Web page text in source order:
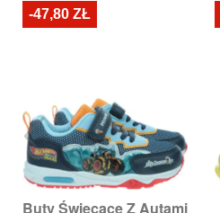
Buty Świecące Z Autami
-47,80 ZŁ